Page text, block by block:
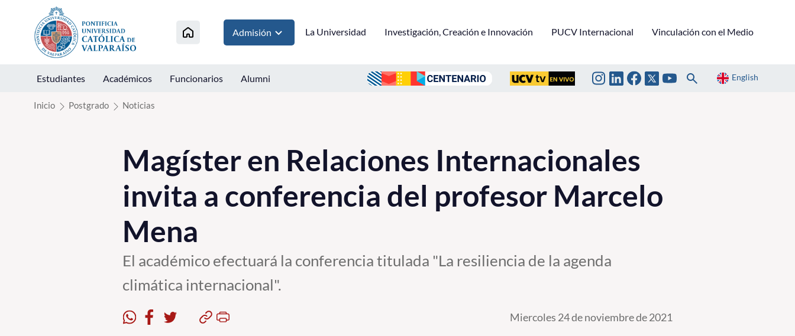
Click acá para ir directamente al contenido
Admisión La Universidad Investigación, Creación e Innovación PUCV Internacional Vinculación con el Medio
Estudiantes Académicos Funcionarios Alumni English
Inicio Postgrado Noticias
Magíster en Relaciones Internacionales
invita a conferencia del profesor Marcelo
Mena
El académico efectuará la conferencia titulada "La resiliencia de la agenda
climática internacional".
Miercoles 24 de noviembre de 2021